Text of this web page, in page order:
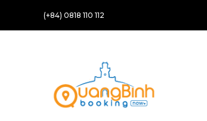
(+84) 0818 110 112